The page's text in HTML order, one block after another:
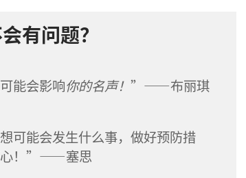
有问题？
能会影响你的名声！ ”——布丽琪
可能会发生什么事，做好预防措
心！”——塞思